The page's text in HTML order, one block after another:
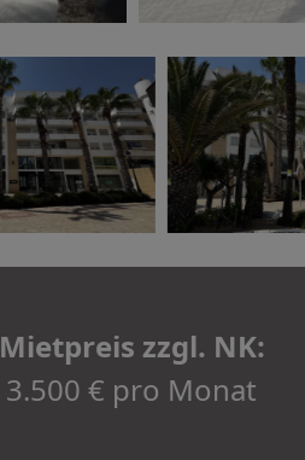
Mietpreis zzgl. NK:
3.500 € pro Monat